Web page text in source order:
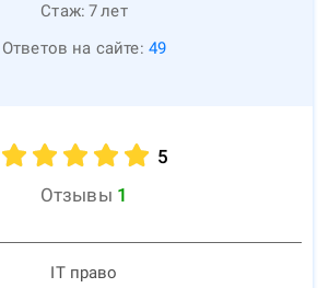
Стаж: 7лет
Ответов на сайте: 49
5
Отзывы 1
IT право